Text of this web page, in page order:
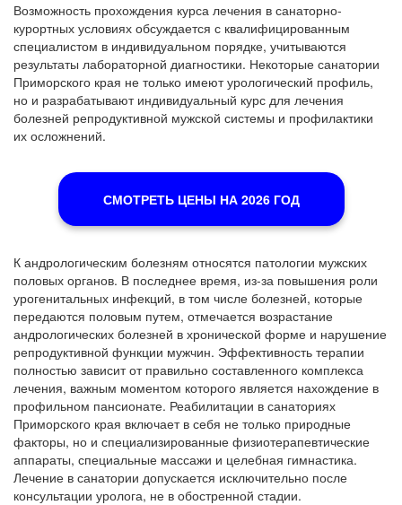
Возможность прохождения курса лечения в санаторно-
курортных условиях обсуждается с квалифицированным
специалистом в индивидуальном порядке, учитываются
результаты лабораторной диагностики. Некоторые санатории
Приморского края не только имеют урологический профиль,
но и разрабатывают индивидуальный курс для лечения
болезней репродуктивной мужской системы и профилактики
их осложнений.
СМОТРЕТЬ ЦЕНЫ НА 2026 ГОД
К андрологическим болезням относятся патологии мужских
половых органов. В последнее время, из-за повышения роли
урогенитальных инфекций, в том числе болезней, которые
передаются половым путем, отмечается возрастание
андрологических болезней в хронической форме и нарушение
репродуктивной функции мужчин. Эффективность терапии
полностью зависит от правильно составленного комплекса
лечения, важным моментом которого является нахождение в
профильном пансионате. Реабилитации в санаториях
Приморского края включает в себя не только природные
факторы, но и специализированные физиотерапевтические
аппараты, специальные массажи и целебная гимнастика.
Лечение в санатории допускается исключительно после
консультации уролога, не в обостренной стадии.